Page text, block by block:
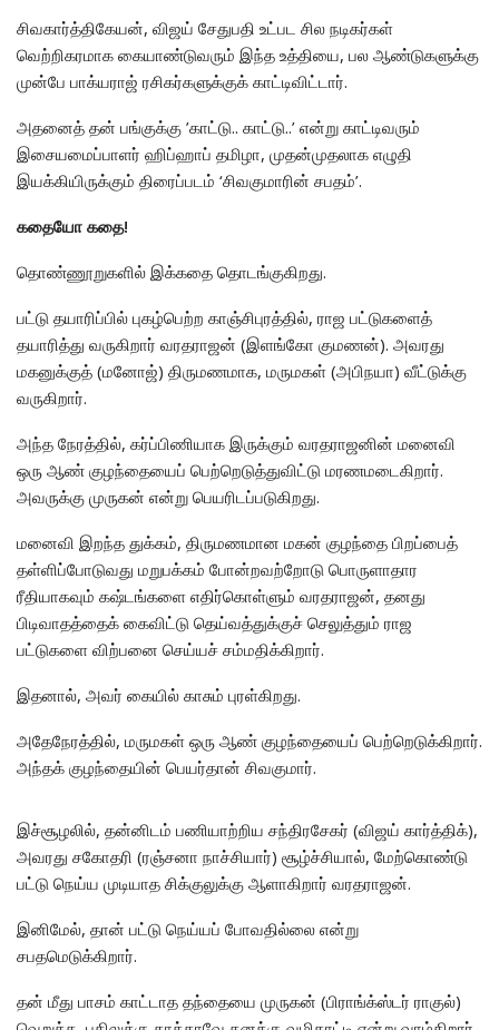
சிவகார்த்திகேயன், விஜய் சேதுபதி உட்பட சில நடிகர்கள்
வெற்றிகரமாக கையாண்டுவரும் இந்த உத்தியை, பல ஆண்டுகளுக்கு
முன்பே பாக்யராஜ் ரசிகர்களுக்குக் காட்டிவிட்டார்.
அதனைத் தன் பங்குக்கு ’காட்டு.. காட்டு..’ என்று காட்டிவரும்
இசையமைப்பாளர் ஹிப்ஹாப் தமிழா, முதன்முதலாக எழுதி
இயக்கியிருக்கும் திரைப்படம் ‘சிவகுமாரின் சபதம்’.
கதையோ கதை!
தொண்ணூறுகளில் இக்கதை தொடங்குகிறது.
பட்டு தயாரிப்பில் புகழ்பெற்ற காஞ்சிபுரத்தில், ராஜ பட்டுகளைத்
தயாரித்து வருகிறார் வரதராஜன் (இளங்கோ குமணன்). அவரது
மகனுக்குத் (மனோஜ்) திருமணமாக, மருமகள் (அபிநயா) வீட்டுக்கு
வருகிறார்.
அந்த நேரத்தில், கர்ப்பிணியாக இருக்கும் வரதராஜனின் மனைவி
ஒரு ஆண் குழந்தையைப் பெற்றெடுத்துவிட்டு மரணமடைகிறார்.
அவருக்கு முருகன் என்று பெயரிடப்படுகிறது.
மனைவி இறந்த துக்கம், திருமணமான மகன் குழந்தை பிறப்பைத்
தள்ளிப்போடுவது மறுபக்கம் போன்றவற்றோடு பொருளாதார
ரீதியாகவும் கஷ்டங்களை எதிர்கொள்ளும் வரதராஜன், தனது
பிடிவாதத்தைக் கைவிட்டு தெய்வத்துக்குச் செலுத்தும் ராஜ
பட்டுகளை விற்பனை செய்யச் சம்மதிக்கிறார்.
இதனால், அவர் கையில் காசும் புரள்கிறது.
அதேநேரத்தில், மருமகள் ஒரு ஆண் குழந்தையைப் பெற்றெடுக்கிறார்.
அந்தக் குழந்தையின் பெயர்தான் சிவகுமார்.
இச்சூழலில், தன்னிடம் பணியாற்றிய சந்திரசேகர் (விஜய் கார்த்திக்),
அவரது சகோதரி (ரஞ்சனா நாச்சியார்) சூழ்ச்சியால், மேற்கொண்டு
பட்டு நெய்ய முடியாத சிக்குலுக்கு ஆளாகிறார் வரதராஜன்.
இனிமேல், தான் பட்டு நெய்யப் போவதில்லை என்று
சபதமெடுக்கிறார்.
தன் மீது பாசம் காட்டாத தந்தையை முருகன் (பிராங்க்ஸ்டர் ராகுல்)